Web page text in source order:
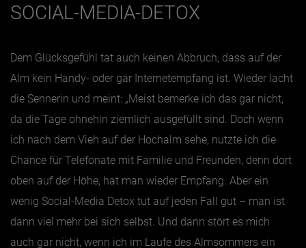
SOCIAL-MEDIA-DETOX
Dem Glücksgefühl tat auch keinen Abbruch, dass auf der
Alm kein Handy- oder gar Internetempfang ist. Wieder lacht
die Sennerin und meint: „Meist bemerke ich das gar nicht,
da die Tage ohnehin ziemlich ausgefüllt sind. Doch wenn
ich nach dem Vieh auf der Hochalm sehe, nutzte ich die
Chance für Telefonate mit Familie und Freunden, denn dort
oben auf der Höhe, hat man wieder Empfang. Aber ein
wenig Social-Media Detox tut auf jeden Fall gut – man ist
dann viel mehr bei sich selbst. Und dann stört es mich
auch gar nicht, wenn ich im Laufe des Almsommers ein